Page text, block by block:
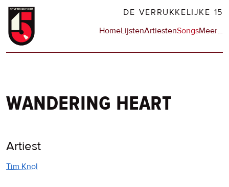
Overslaan
naar
DE VERRUKKELIJKE 15
Hoofdnavigatie
HomeLijstenArtiestenSongsMeerop
…
wandering heart
Artiest
Tim Knol